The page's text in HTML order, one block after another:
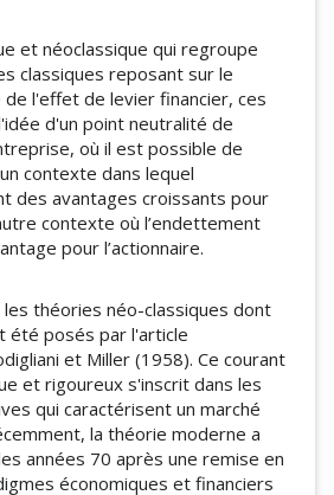
et néoclassique qui regroupe
classiques reposant sur le
l'effet de levier financier, ces
d'un point neutralité de
où il est possible de
contexte dans lequel
des avantages croissants pour
contexte où l’endettement
pour l’actionnaire.
les théories néo-classiques dont
été posés par l'article
et Miller (1958). Ce courant
et rigoureux s'inscrit dans les
qui caractérisent un marché
la théorie moderne a
années 70 après une remise en
économiques et financiers